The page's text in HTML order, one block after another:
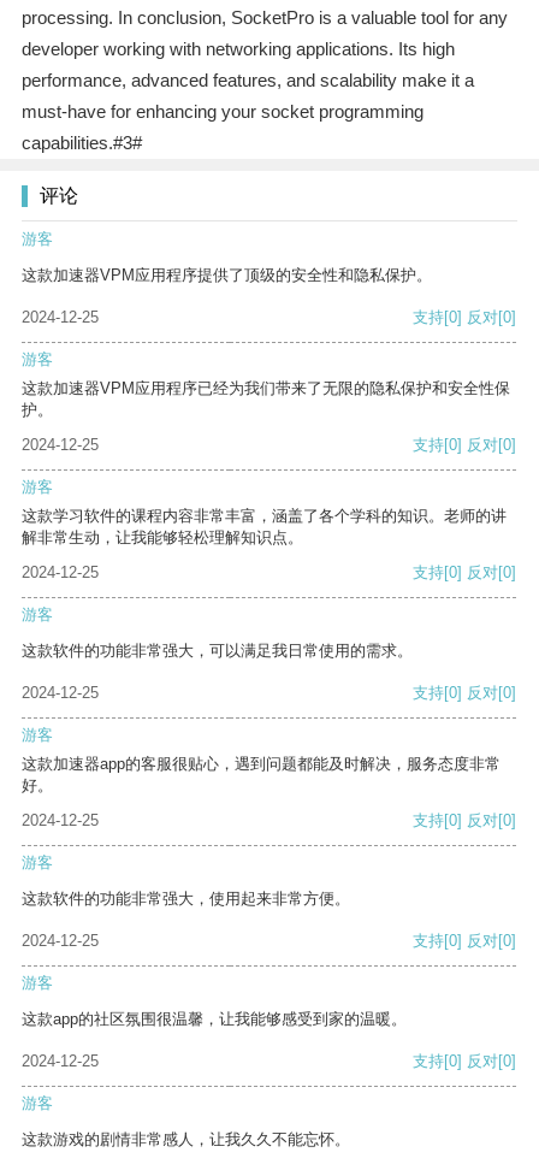
processing. In conclusion, SocketPro is a valuable tool for any
developer working with networking applications. Its high
performance, advanced features, and scalability make it a
must-have for enhancing your socket programming
capabilities.#3#
评论
游客
这款加速器VPM应用程序提供了顶级的安全性和隐私保护。
2024-12-25 支持[0] 反对[0]
游客
这款加速器VPM应用程序已经为我们带来了无限的隐私保护和安全性保
护。
2024-12-25
支持[0] 反对[0]
游客
这款学习软件的课程内容非常丰富，涵盖了各个学科的知识。老师的讲
解非常生动，让我能够轻松理解知识点。
2024-12-25
支持[0] 反对[0]
游客
这款软件的功能非常强大，可以满足我日常使用的需求。
2024-12-25 支持[0] 反对[0]
游客
这款加速器app的客服很贴心，遇到问题都能及时解决，服务态度非常
好。
2024-12-25
支持[0] 反对[0]
游客
这款软件的功能非常强大，使用起来非常方便。
2024-12-25 支持[0] 反对[0]
游客
这款app的社区氛围很温馨，让我能够感受到家的温暖。
2024-12-25 支持[0] 反对[0]
游客
这款游戏的剧情非常感人，让我久久不能忘怀。